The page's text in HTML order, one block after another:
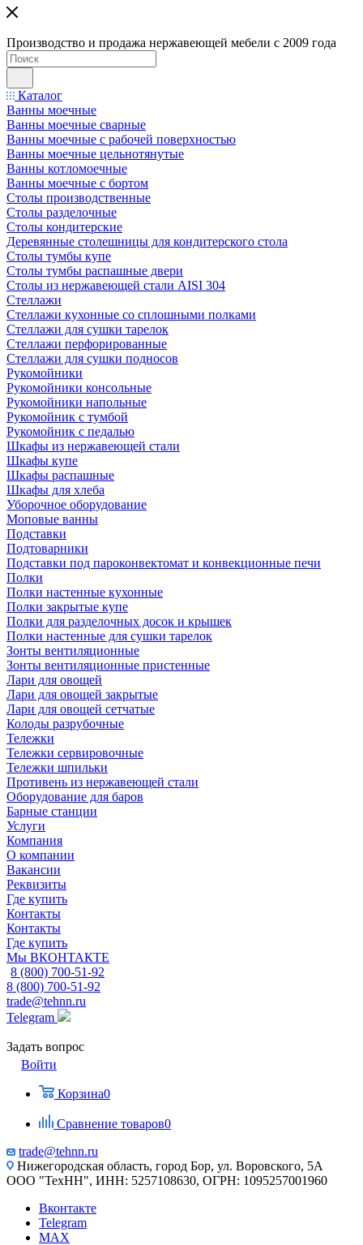
Производство и продажа нержавеющей мебели с 2009 года
Каталог
Ванны моечные
Ванны моечные сварные
Ванны моечные с рабочей поверхностью
Ванны моечные цельнотянутые
Ванны котломоечные
Ванны моечные с бортом
Столы производственные
Столы разделочные
Столы кондитерские
Деревянные столешницы для кондитерского стола
Столы тумбы купе
Столы тумбы распашные двери
Столы из нержавеющей стали AISI 304
Стеллажи
Стеллажи кухонные со сплошными полками
Стеллажи для сушки тарелок
Стеллажи перфорированные
Стеллажи для сушки подносов
Рукомойники
Рукомойники консольные
Рукомойники напольные
Рукомойник с тумбой
Рукомойник с педалью
Шкафы из нержавеющей стали
Шкафы купе
Шкафы распашные
Шкафы для хлеба
Уборочное оборудование
Моповые ванны
Подставки
Подтоварники
Подставки под пароконвектомат и конвекционные печи
Полки
Полки настенные кухонные
Полки закрытые купе
Полки для разделочных досок и крышек
Полки настенные для сушки тарелок
Зонты вентиляционные
Зонты вентиляционные пристенные
Лари для овощей
Лари для овощей закрытые
Лари для овощей сетчатые
Колоды разрубочные
Тележки
Тележки сервировочные
Тележки шпильки
Противень из нержавеющей стали
Оборудование для баров
Барные станции
Услуги
Компания
О компании
Вакансии
Реквизиты
Где купить
Контакты
Контакты
Где купить
Мы ВКОНТАКТЕ
8 (800) 700-51-92
8 (800) 700-51-92
trade@tehnn.ru
Telegram
Задать вопрос
Войти
Корзина0
Сравнение товаров0
trade@tehnn.ru
Нижегородская область, город Бор, ул. Воровского, 5А
ООО "ТехНН", ИНН: 5257108630, ОГРН: 1095257001960
Вконтакте
Telegram
MAX